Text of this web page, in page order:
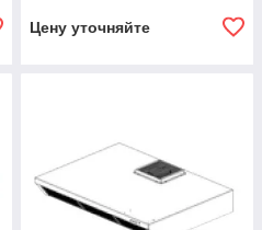
Цену уточняйте